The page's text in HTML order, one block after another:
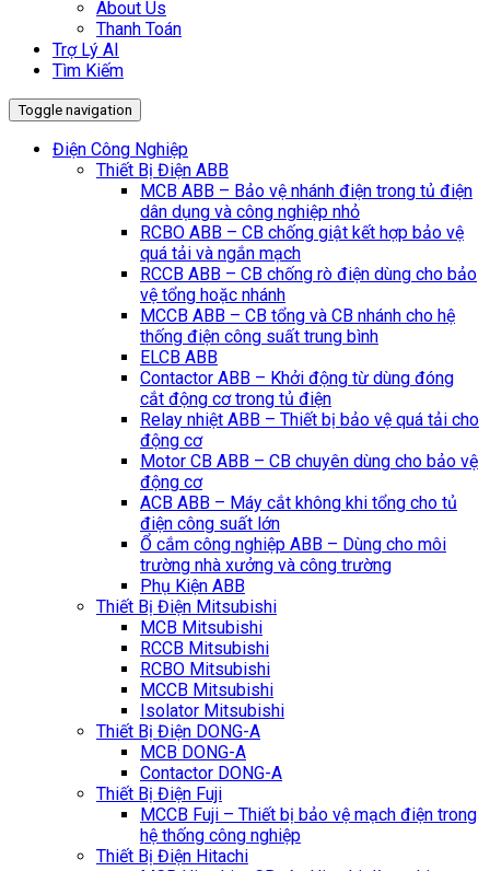
About Us
Thanh Toán
Trợ Lý AI
Tìm Kiếm
Toggle navigation
Điện Công Nghiệp
Thiết Bị Điện ABB
MCB ABB – Bảo vệ nhánh điện trong tủ điện
dân dụng và công nghiệp nhỏ
RCBO ABB – CB chống giật kết hợp bảo vệ
quá tải và ngắn mạch
RCCB ABB – CB chống rò điện dùng cho bảo
vệ tổng hoặc nhánh
MCCB ABB – CB tổng và CB nhánh cho hệ
thống điện công suất trung bình
ELCB ABB
Contactor ABB – Khởi động từ dùng đóng
cắt động cơ trong tủ điện
Relay nhiệt ABB – Thiết bị bảo vệ quá tải cho
động cơ
Motor CB ABB – CB chuyên dùng cho bảo vệ
động cơ
ACB ABB – Máy cắt không khi tổng cho tủ
điện công suất lớn
Ổ cắm công nghiệp ABB – Dùng cho môi
trường nhà xưởng và công trường
Phụ Kiện ABB
Thiết Bị Điện Mitsubishi
MCB Mitsubishi
RCCB Mitsubishi
RCBO Mitsubishi
MCCB Mitsubishi
Isolator Mitsubishi
Thiết Bị Điện DONG-A
MCB DONG-A
Contactor DONG-A
Thiết Bị Điện Fuji
MCCB Fuji – Thiết bị bảo vệ mạch điện trong
hệ thống công nghiệp
Thiết Bị Điện Hitachi